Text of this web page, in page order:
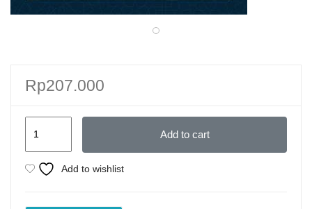
Rp207.000
QUR’AN
Kumpulan
Add to cart
Add to wishlist